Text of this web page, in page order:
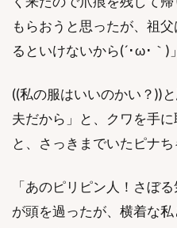
もらおうと思ったが、祖
るといけないから(´･ω･｀)
((私の服はいいのかい？))
夫だから」と、クワを手
と、さっきまでいたピナち
「あのピリピン人！さぼ
が頭を過ったが、横着な